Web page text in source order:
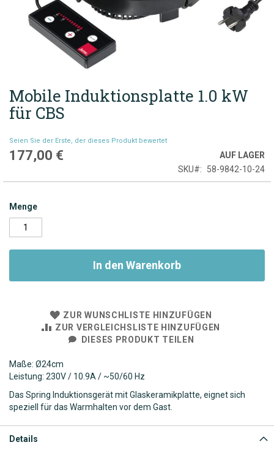
Zum
Anfang
der
springen
Mobile Induktionsplatte 1.0 kW
für CBS
Seien Sie der Erste, der dieses Produkt bewertet
177,00 €
AUF LAGER
SKU
58-9842-10-24
Menge
In den Warenkorb
ZUR WUNSCHLISTE HINZUFÜGEN
ZUR VERGLEICHSLISTE HINZUFÜGEN
DIESES PRODUKT TEILEN
Maße: Ø24cm
Leistung: 230V / 10.9A / ~50/60 Hz
Das Spring Induktionsgerät mit Glaskeramikplatte, eignet sich
speziell für das Warmhalten vor dem Gast.
Details